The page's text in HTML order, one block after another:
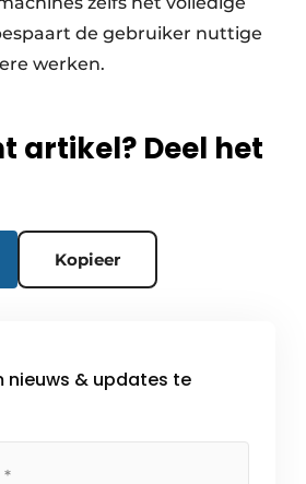
de gebruiker nuttige
werken.
artikel? Deel het
Kopieer
nieuws & updates te